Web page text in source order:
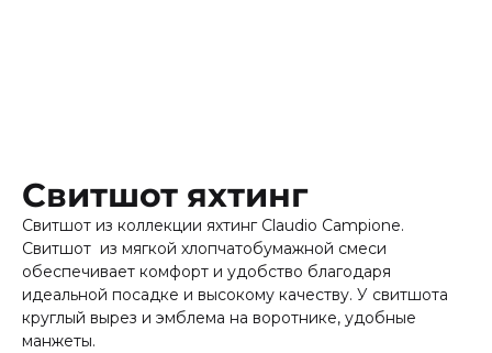
Свитшот яхтинг
Свитшот из коллекции яхтинг Claudio Campione.
Свитшот из мягкой хлопчатобумажной смеси
обеспечивает комфорт и удобство благодаря
идеальной посадке и высокому качеству. У свитшота
круглый вырез и эмблема на воротнике, удобные
манжеты.